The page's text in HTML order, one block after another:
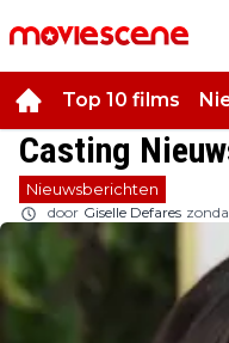
Top 10 films
Casting
Nieuwsberichten
door Giselle Defares